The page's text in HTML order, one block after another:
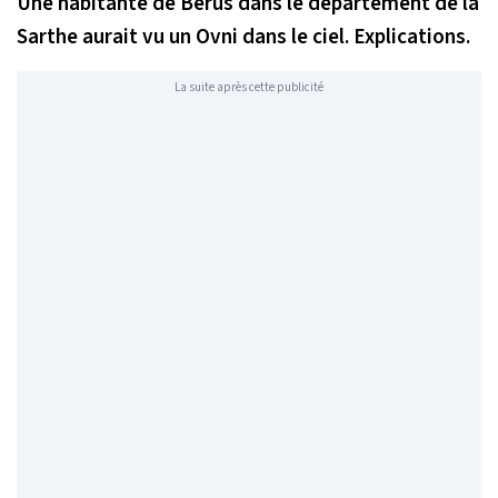
Sarthe aurait vu un Ovni dans le ciel. Explications.
La suite après cette publicité